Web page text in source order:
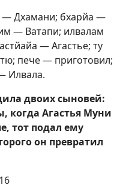
— Дхамани; бхарйа —
— Ватапи; илвалам
— Агастье; ту
пече — приготовил;
Илвала.
двоих сыновей:
когда Агастья Муни
тот подал ему
он превратил